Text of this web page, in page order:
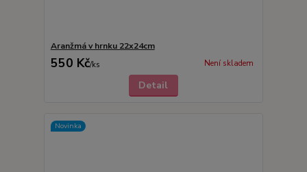
Aranžmá v hrnku 22x24cm
550 Kč/ks Není skladem
Detail
Novinka